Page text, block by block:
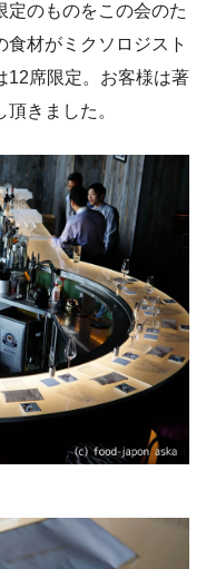
定のものをこの会のた
材がミクソロジスト
12席限定。お客様は著
きました。